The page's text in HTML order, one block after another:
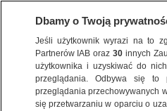
ŚWIAT
Dbamy o Twoją
Jeśli użytkownik wyrazi na to
Partnerów IAB oraz30 innych
użytkownika i uzyskiwać do
przeglądania. Odbywa się to
przeglądania przechowywanych
się przetwarzaniu w oparciu o